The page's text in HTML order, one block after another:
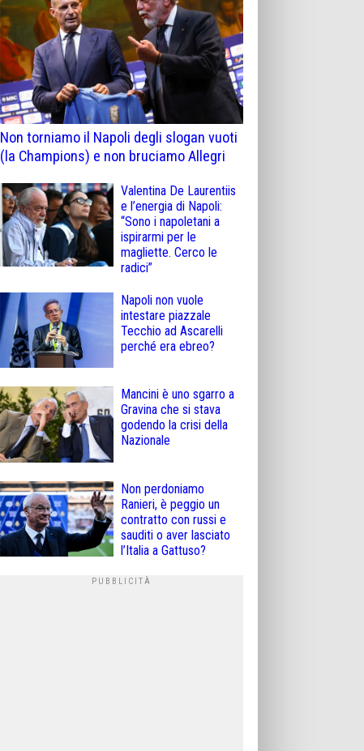
Non torniamo il Napoli degli slogan vuoti
(la Champions) e non bruciamo Allegri
Valentina De Laurentiis
e l’energia di Napoli:
“Sono i napoletani a
ispirarmi per le
magliette. Cerco le
radici”
Napoli non vuole
intestare piazzale
Tecchio ad Ascarelli
perché era ebreo?
Mancini è uno sgarro a
Gravina che si stava
godendo la crisi della
Nazionale
Non perdoniamo
Ranieri, è peggio un
contratto con russi e
sauditi o aver lasciato
l’Italia a Gattuso?